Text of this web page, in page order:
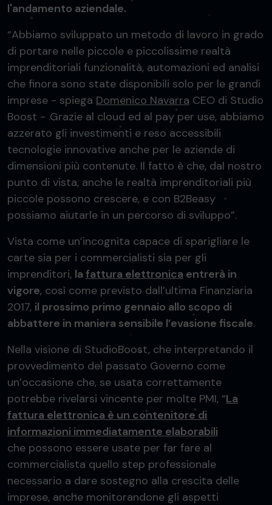
l'andamento aziendale.
“Abbiamo sviluppato un metodo di lavoro in grado
di portare nelle piccole e piccolissime realtà
imprenditoriali funzionalità, automazioni ed analisi
che finora sono state disponibili solo per le grandi
imprese - spiega Domenico Navarra CEO di Studio
Boost - .Grazie al cloud ed al pay per use, abbiamo
azzerato gli investimenti e reso accessibili
tecnologie innovative anche per le aziende di
dimensioni più contenute. Il fatto è che, dal nostro
punto di vista, anche le realtà imprenditoriali più
piccole possono crescere, e con B2Beasy
possiamo aiutarle in un percorso di sviluppo”.
Vista come un’incognita capace di sparigliare le
carte sia per i commercialisti sia per gli
imprenditori, la fattura elettronica entrerà in
vigore, così come previsto dall’ultima Finanziaria
2017, il prossimo primo gennaio allo scopo di
abbattere in maniera sensibile l’evasione fiscale.
Nella visione di StudioBoost, che interpretando il
provvedimento del passato Governo come
un’occasione che, se usata correttamente
potrebbe rivelarsi vincente per molte PMI, “La
fattura elettronica è un contenitore di
informazioni immediatamente elaborabili
che possono essere usate per far fare al
commercialista quello step professionale
necessario a dare sostegno alla crescita delle
imprese, anche monitorandone gli aspetti